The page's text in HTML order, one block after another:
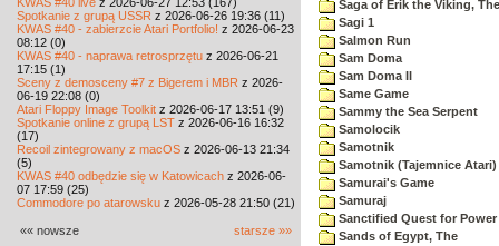
Spotkanie z grupą USSR z 2026-06-26 19:36 (11)
KWAS #40 - zabierzcie Atari Portfolio! z 2026-06-23
08:12 (0)
KWAS #40 - naprawa retrosprzętu z 2026-06-21
17:15 (1)
Sceny z demosceny #7 z Bigerem i MBR z 2026-
06-19 22:08 (0)
Atari Floppy Image Toolkit z 2026-06-17 13:51 (9)
Spotkanie online z grupą LST z 2026-06-16 16:32
(17)
Recoil zintegrowany z macOS z 2026-06-13 21:34
(5)
KWAS #40 odbędzie się w Katowicach z 2026-06-
07 17:59 (25)
Commodore po atarowsku z 2026-05-28 21:50 (21)
«« nowsze starsze »»
Saga of Erik the Viking, The
Sagi 1
Salmon Run
Sam Doma
Sam Doma II
Same Game
Sammy the Sea Serpent
Samolocik
Samotnik
Samotnik (Tajemnice Atari)
Samurai's Game
Samuraj
Sanctified Quest for Power
Sands of Egypt, The